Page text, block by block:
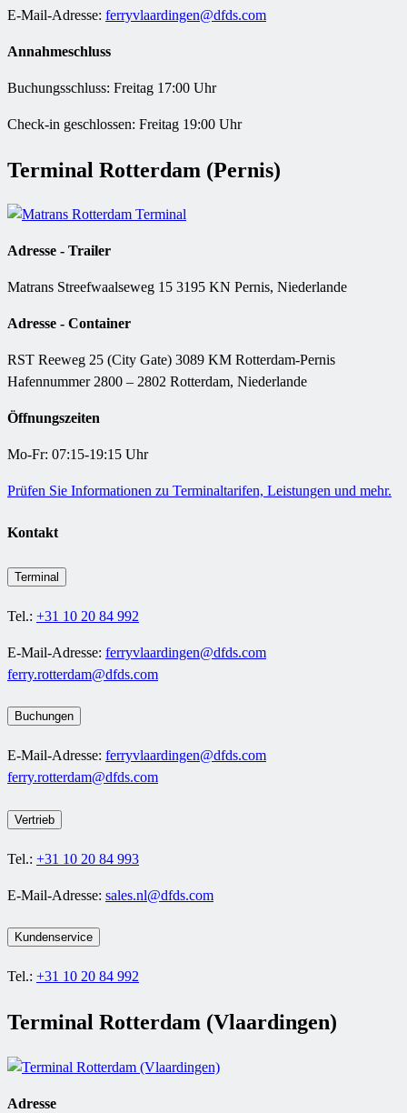
E-Mail-Adresse: ferryvlaardingen@dfds.com
Annahmeschluss
Buchungsschluss: Freitag 17:00 Uhr
Check-in geschlossen: Freitag 19:00 Uhr
Terminal Rotterdam (Pernis)
Adresse - Trailer
Matrans Streefwaalseweg 15 3195 KN Pernis, Niederlande
Adresse - Container
RST Reeweg 25 (City Gate) 3089 KM Rotterdam-Pernis
Hafennummer 2800 – 2802 Rotterdam, Niederlande
Öffnungszeiten
Mo-Fr: 07:15-19:15 Uhr
Prüfen Sie Informationen zu Terminaltarifen, Leistungen und mehr.
Kontakt
Terminal
Tel.: +31 10 20 84 992
E-Mail-Adresse: ferryvlaardingen@dfds.com
ferry.rotterdam@dfds.com
Buchungen
E-Mail-Adresse: ferryvlaardingen@dfds.com
ferry.rotterdam@dfds.com
Vertrieb
Tel.: +31 10 20 84 993
E-Mail-Adresse: sales.nl@dfds.com
Kundenservice
Tel.: +31 10 20 84 992
Terminal Rotterdam (Vlaardingen)
Adresse